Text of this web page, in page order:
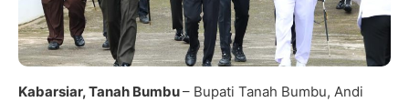
Kabarsiar, Tanah Bumbu– Bupati Tanah Bumbu, Andi